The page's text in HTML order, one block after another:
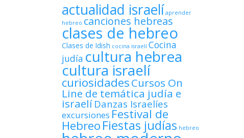
actualidad israelí aprender
hebreo canciones hebreas
clases de hebreo
Clases de Idish cocina israelí Cocina
judía cultura hebrea
cultura israelí
curiosidadesCursos On
Line de temática judía e
israelí Danzas Israelíes
excursiones Festival de
HebreoFiestas judías hebreo